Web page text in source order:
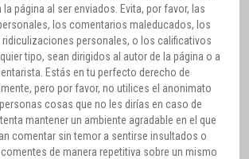
página al ser enviados. Evita, por favor, las
los comentarios maleducados, los
personales, o los calificativos
tipo, sean dirigidos al autor de la página o a
Estás en tu perfecto derecho de
pero por favor, no utilices el anonimato
cosas que no les dirías en caso de
mantener un ambiente agradable en el que
comentar sin temor a sentirse insultados o
de manera repetitiva sobre un mismo